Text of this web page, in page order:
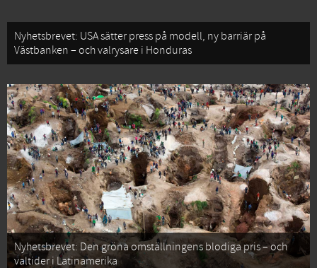
Nyhetsbrevet: USA sätter press på modell, ny barriär på
Västbanken – och valrysare i Honduras
Nyhetsbrevet: Den gröna omställningens blodiga pris – och
valtider i Latinamerika